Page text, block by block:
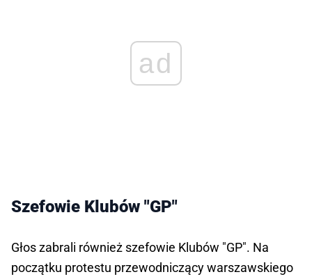
ad
Szefowie Klubów "GP"
Głos zabrali również szefowie Klubów "GP". Na
początku protestu przewodniczący warszawskiego